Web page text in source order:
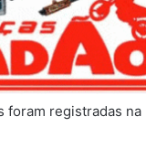
registradas